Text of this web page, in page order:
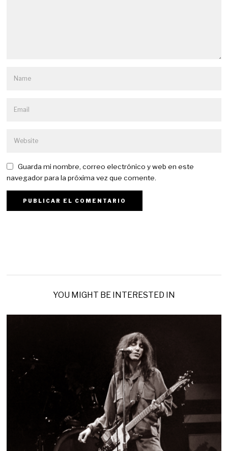
Guarda mi nombre, correo electrónico y web en este
navegador para la próxima vez que comente.
YOU MIGHT BE INTERESTED IN